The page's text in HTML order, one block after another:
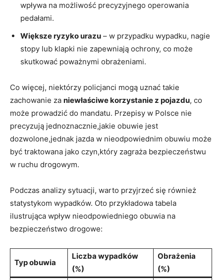
wpływa na możliwość precyzyjnego operowania
pedałami.
Większe ryzyko urazu – w przypadku wypadku, nagie
stopy lub klapki nie zapewniają ochrony, co może
skutkować poważnymi obrażeniami.
Co więcej, niektórzy policjanci mogą uznać takie
zachowanie za niewłaściwe korzystanie z pojazdu, co
może prowadzić do mandatu. Przepisy w Polsce nie
precyzują jednoznacznie,jakie obuwie jest
dozwolone,jednak jazda w nieodpowiednim obuwiu może
być traktowana jako czyn,który zagraża bezpieczeństwu
w ruchu drogowym.
Podczas analizy sytuacji, warto przyjrzeć się również
statystykom wypadków. Oto przykładowa tabela
ilustrująca wpływ nieodpowiedniego obuwia na
bezpieczeństwo drogowe:
Typ obuwia
Liczba wypadków
(%)
Obrażenia
(%)